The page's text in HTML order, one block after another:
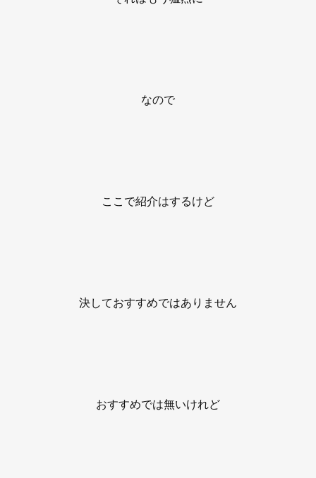
なので
ここで紹介はするけど
決しておすすめではありません
おすすめでは無いけれど